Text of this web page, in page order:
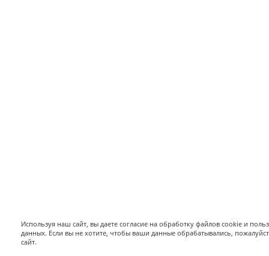
Используя наш сайт, вы даете согласие на обработку файлов cookie и
данных. Если вы не хотите, чтобы ваши данные обрабатывались,
сайт.